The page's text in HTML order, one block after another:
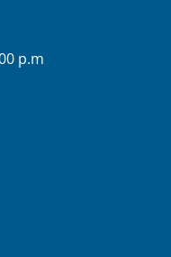
p.m